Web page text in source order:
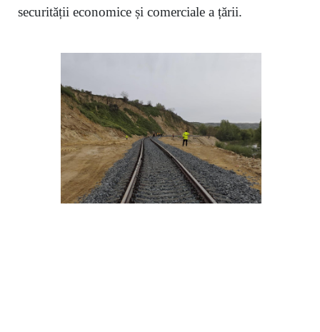
securității economice și comerciale a țării.